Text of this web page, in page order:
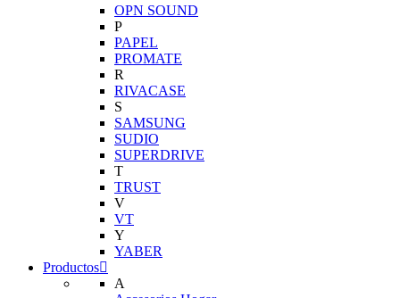
OPN SOUND
P
PAPEL
PROMATE
R
RIVACASE
S
SAMSUNG
SUDIO
SUPERDRIVE
T
TRUST
V
VT
Y
YABER
Productos
A